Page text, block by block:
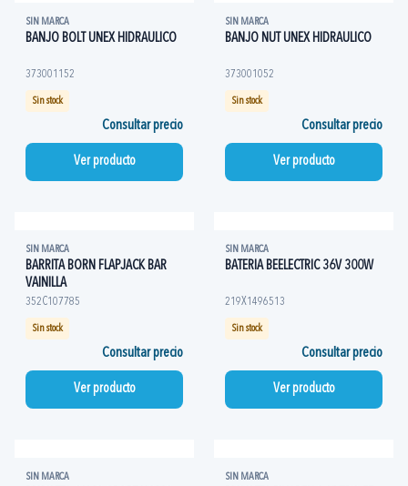
SIN MARCA
BANJO BOLT UNEX HIDRAULICO
373001152
Sin stock
Consultar precio
Ver producto
SIN MARCA
BANJO NUT UNEX HIDRAULICO
373001052
Sin stock
Consultar precio
Ver producto
SIN MARCA
BARRITA BORN FLAPJACK BAR
VAINILLA
352C107785
Sin stock
Consultar precio
Ver producto
SIN MARCA
BATERIA BEELECTRIC 36V 300W
219X1496513
Sin stock
Consultar precio
Ver producto
SIN MARCA SIN MARCA